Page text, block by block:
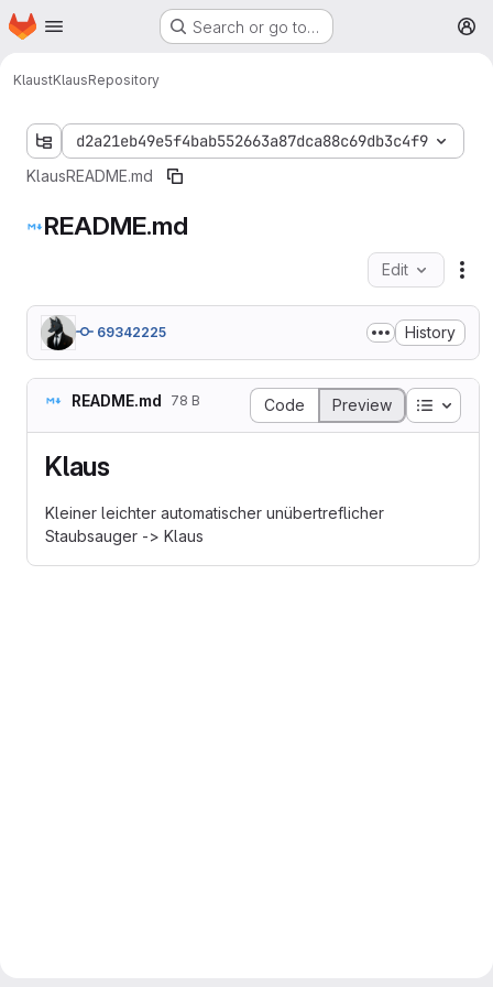
Skip to main content
Homepage Search or go to…
KlaustKlausRepository
d2a21eb49e5f4bab552663a87dca88c69db3c4f9
KlausREADME.md
README.md
Edit
69342225 History
README.md 78 B Code Preview Table
Klaus
Kleiner leichter automatischer unübertreflicher
Staubsauger -> Klaus